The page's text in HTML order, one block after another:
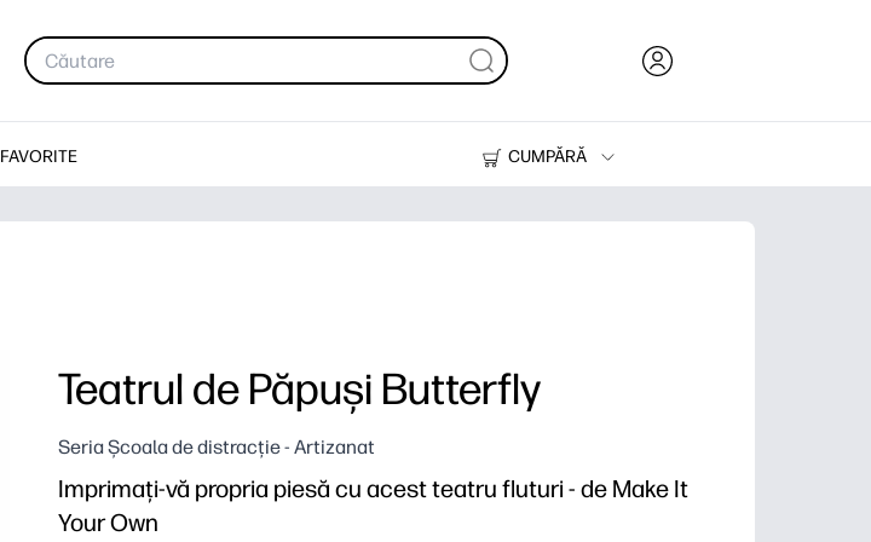
FAVORITE
CUMPĂRĂ
Imprimante
Teatrul de Păpuși Butterfly
Seria Școala de distracție - Artizanat
Imprimați-vă propria piesă cu acest teatru fluturi - de Make It
Your Own